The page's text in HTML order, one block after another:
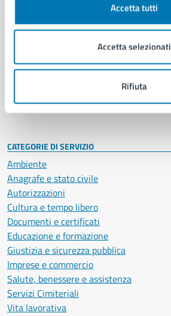
Accetta tutti
Accetta selezionati
Rifiuta
Uffici
Politici
Intranet, posta aziendale e protocollo
CATEGORIE DI SERVIZIO
Ambiente
Anagrafe e stato civile
Autorizzazioni
Cultura e tempo libero
Documenti e certificati
Educazione e formazione
Giustizia e sicurezza pubblica
Imprese e commercio
Salute, benessere e assistenza
Servizi Cimiteriali
Vita lavorativa